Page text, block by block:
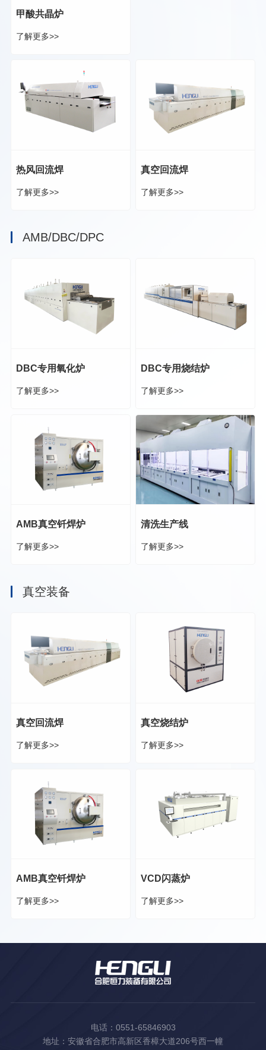
甲酸共晶炉
了解更多>>
热风回流焊
了解更多>>
真空回流焊
了解更多>>
AMB/DBC/DPC
DBC专用氧化炉
了解更多>>
DBC专用烧结炉
了解更多>>
AMB真空钎焊炉
了解更多>>
清洗生产线
了解更多>>
真空装备
真空回流焊
了解更多>>
真空烧结炉
了解更多>>
AMB真空钎焊炉
了解更多>>
VCD闪蒸炉
了解更多>>
电话：0551-65846903
地址：安徽省合肥市高新区香樟大道206号西一幢